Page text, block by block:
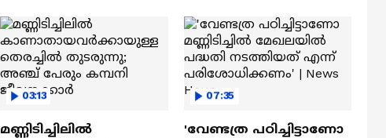
03:13
മണ്ണിടിച്ചിലിൽ
07:35
'വേണ്ടത്ര പഠിച്ചിട്ടാണോ